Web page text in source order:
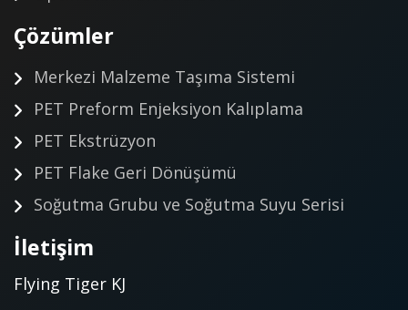
Çözümler
Merkezi Malzeme Taşıma Sistemi
PET Preform Enjeksiyon Kalıplama
PET Ekstrüzyon
PET Flake Geri Dönüşümü
Soğutma Grubu ve Soğutma Suyu Serisi
İletişim
Flying Tiger KJ